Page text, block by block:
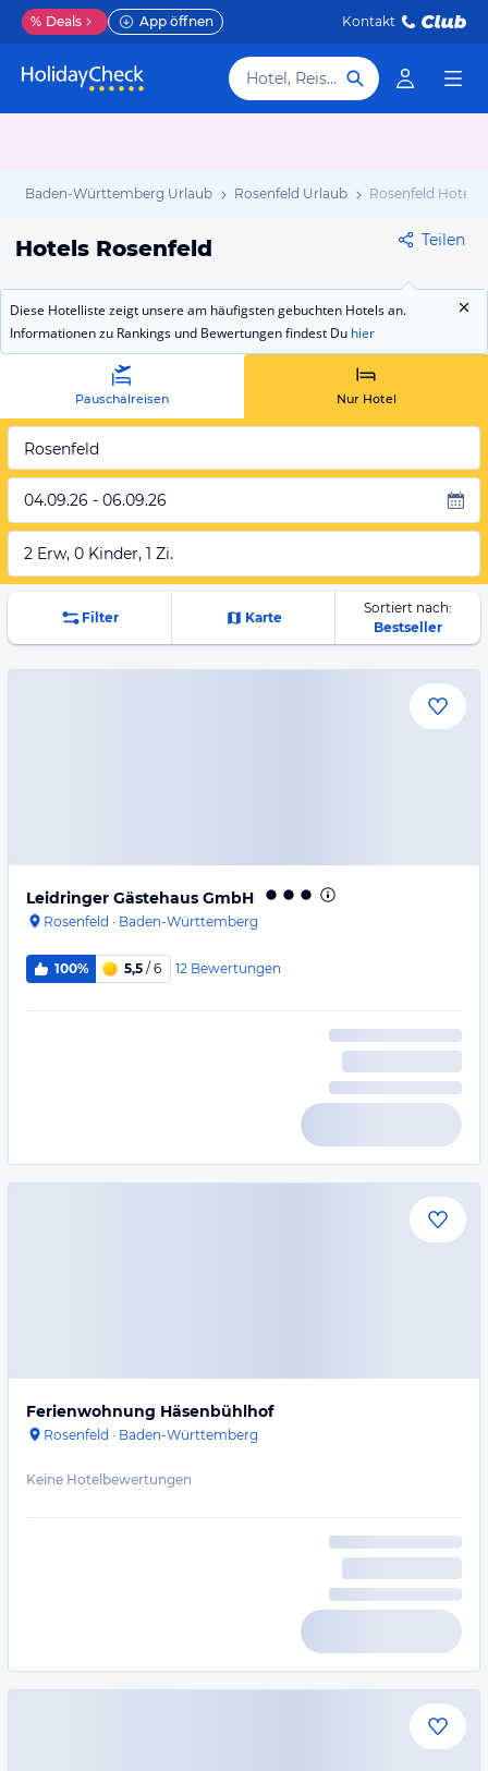
% Deals App öffnen Kontakt
Hotel, Reiseziel
Baden-Württemberg Urlaub Rosenfeld Urlaub Rosenfeld Hotels
Hotels Rosenfeld Teilen
Diese Hotelliste zeigt unsere am häufigsten gebuchten Hotels an.
Informationen zu Rankings und Bewertungen findest Du hier
Pauschalreisen Nur Hotel
Rosenfeld
04.09.26 - 06.09.26
2 Erw, 0 Kinder, 1 Zi.
Filter Karte
Sortiert nach:
Bestseller
Leidringer Gästehaus GmbH
Rosenfeld · Baden-Württemberg
100% 5,5 / 6 12 Bewertungen
Ferienwohnung Häsenbühlhof
Rosenfeld · Baden-Württemberg
Keine Hotelbewertungen